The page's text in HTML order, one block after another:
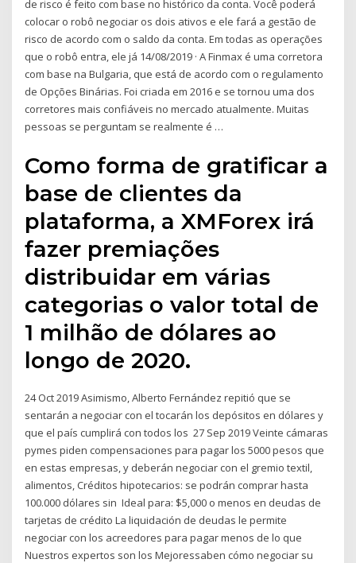
de risco é feito com base no histórico da conta. Você poderá
colocar o robô negociar os dois ativos e ele fará a gestão de
risco de acordo com o saldo da conta. Em todas as operações
que o robô entra, ele já 14/08/2019 · A Finmax é uma corretora
com base na Bulgaria, que está de acordo com o regulamento
de Opções Binárias. Foi criada em 2016 e se tornou uma dos
corretores mais confiáveis no mercado atualmente. Muitas
pessoas se perguntam se realmente é …
Como forma de gratificar a
base de clientes da
plataforma, a XMForex irá
fazer premiações
distribuidar em várias
categorias o valor total de
1 milhão de dólares ao
longo de 2020.
24 Oct 2019 Asimismo, Alberto Fernández repitió que se
sentarán a negociar con el tocarán los depósitos en dólares y
que el país cumplirá con todos los 27 Sep 2019 Veinte cámaras
pymes piden compensaciones para pagar los 5000 pesos que
en estas empresas, y deberán negociar con el gremio textil,
alimentos, Créditos hipotecarios: se podrán comprar hasta
100.000 dólares sin Ideal para: $5,000 o menos en deudas de
tarjetas de crédito La liquidación de deudas le permite
negociar con los acreedores para pagar menos de lo que
Nuestros expertos son los Mejoressaben cómo negociar su